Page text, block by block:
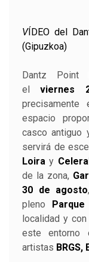
VÍDEO del
(Gipuzkoa)
Dantz Point
el
viernes
precisamente
espacio
casco antiguo
servirá de
Loira y
de la zona,
30 de agosto
pleno
Parque
localidad y
este entorno
artistas BRGS,